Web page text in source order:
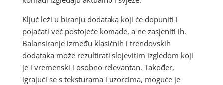
Ključ leži u biranju dodataka koji će dopuniti i
pojačati već postojeće komade, a ne zasjeniti ih.
Balansiranje između klasičnih i trendovskih
dodataka može rezultirati slojevitim izgledom koji
je i vremenski i osobno relevantan. Također,
igrajući se s teksturama i uzorcima, moguće je